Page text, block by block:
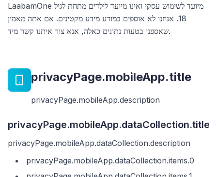
LaabamOne מיועד לשימוש עסקי ואינו מיועד לילדים מתחת לגיל
18. אנחנו לא אוספים במודע מידע מקטינים. אם אתה מאמין
שאספנו בטעות נתונים כאלה, אנא צור איתנו קשר מיד.
privacyPage.mobileApp.title
privacyPage.mobileApp.description
privacyPage.mobileApp.dataCollection.title
privacyPage.mobileApp.dataCollection.description
privacyPage.mobileApp.dataCollection.items.0